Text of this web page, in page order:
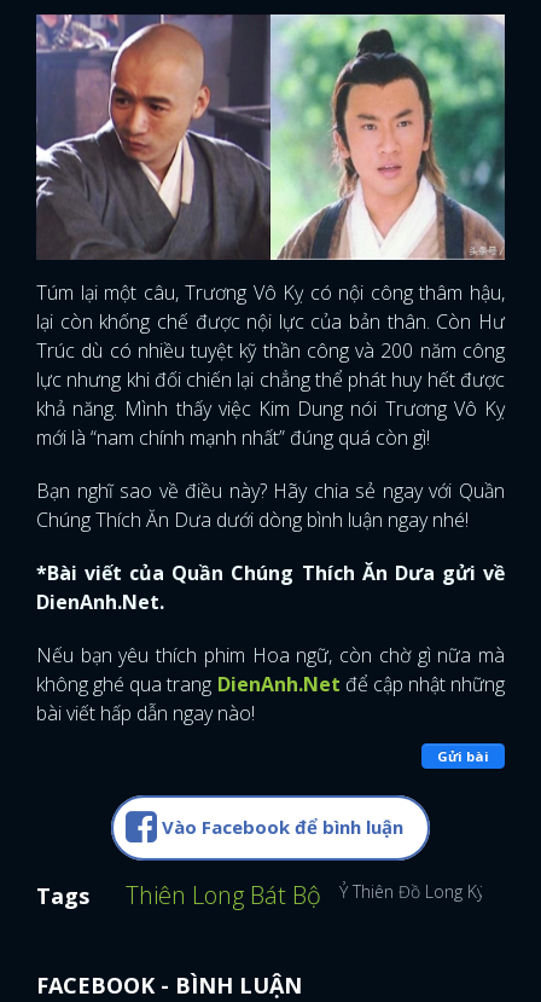
Túm lại một câu, Trương Vô Kỵ có nội công thâm hậu,
lại còn khống chế được nội lực của bản thân. Còn Hư
Trúc dù có nhiều tuyệt kỹ thần công và 200 năm công
lực nhưng khi đối chiến lại chẳng thể phát huy hết được
khả năng. Mình thấy việc Kim Dung nói Trương Vô Kỵ
mới là “nam chính mạnh nhất” đúng quá còn gì!
Bạn nghĩ sao về điều này? Hãy chia sẻ ngay với Quần
Chúng Thích Ăn Dưa dưới dòng bình luận ngay nhé!
*Bài viết của Quần Chúng Thích Ăn Dưa gửi về
DienAnh.Net.
Nếu bạn yêu thích phim Hoa ngữ, còn chờ gì nữa mà
không ghé qua trang DienAnh.Net để cập nhật những
bài viết hấp dẫn ngay nào!
Gửi bài
Vào Facebook để bình luận
Tags Thiên Long Bát Bộ Ỷ Thiên Đồ Long Ký
FACEBOOK - BÌNH LUẬN